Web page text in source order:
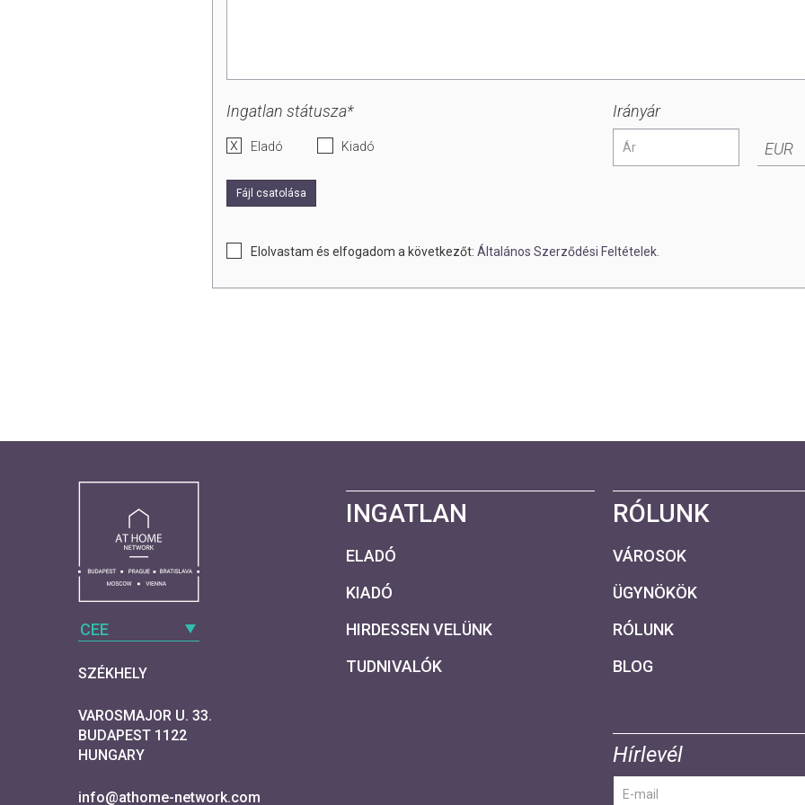
Ingatlan státusza*
Eladó Kiadó
Irányár
EUR
Fájl csatolása
Elolvastam és elfogadom a következőt:Általános Szerződési Feltételek.
CEE
SZÉKHELY
VAROSMAJOR U. 33.
BUDAPEST 1122
HUNGARY
info@athome-network.com
INGATLAN
ELADÓ
KIADÓ
HIRDESSEN VELÜNK
TUDNIVALÓK
RÓLUNK
VÁROSOK
ÜGYNÖKÖK
RÓLUNK
BLOG
Hírlevél